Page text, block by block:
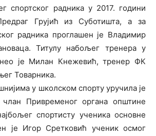
спортског радника у 2017. години
Грујић из Суботишта, а за
радника проглашен је Владимир
Титулу набољег тренера у
је Милан Кнежевић, тренер ФК
Товарника.
у школском спорту уручила је
Привременог органа општине
спортисту ученика основне
је Игор Сретковић ученик осмог